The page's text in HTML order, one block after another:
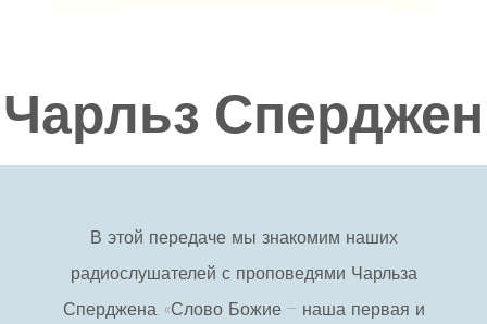
Чарльз Сперджен
В этой передаче мы знакомим наших
радиослушателей с проповедями Чарльза
Сперджена. «Слово Божие – наша первая и